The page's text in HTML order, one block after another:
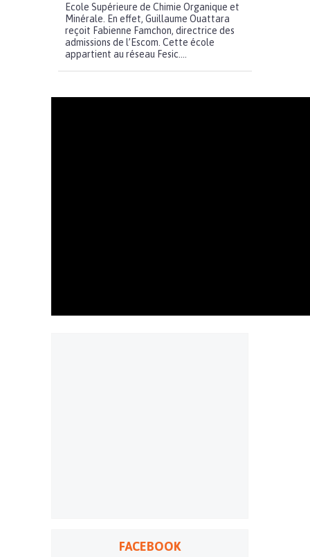
Ecole Supérieure de Chimie Organique et
Minérale. En effet, Guillaume Ouattara
reçoit Fabienne Famchon, directrice des
admissions de l’Escom. Cette école
appartient au réseau Fesic....
FACEBOOK